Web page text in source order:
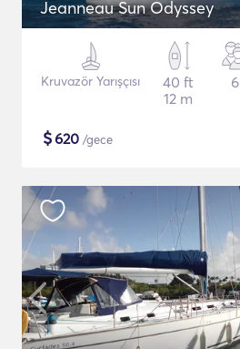
Jeanneau Sun Odyssey
Kruvazör Yarışçısı
40 ft
12 m
6
$620 /gece